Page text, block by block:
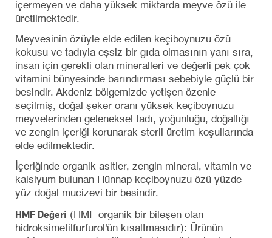
içermeyen ve daha yüksek miktarda meyve özü ile
üretilmektedir.
Meyvesinin özüyle elde edilen keçiboynuzu özü
kokusu ve tadıyla eşsiz bir gıda olmasının yanı sıra,
insan için gerekli olan mineralleri ve değerli pek çok
vitamini bünyesinde barındırması sebebiyle güçlü bir
besindir. Akdeniz bölgemizde yetişen özenle
seçilmiş, doğal şeker oranı yüksek keçiboynuzu
meyvelerinden geleneksel tadı, yoğunluğu, doğallığı
ve zengin içeriği korunarak steril üretim koşullarında
elde edilmektedir.
İçeriğinde organik asitler, zengin mineral, vitamin ve
kalsiyum bulunan Hünnap keçiboynuzu özü yüzde
yüz doğal mucizevi bir besindir.
HMF Değeri (HMF organik bir bileşen olan
hidroksimetilfurfurol'ün kısaltmasıdır): Ürünün